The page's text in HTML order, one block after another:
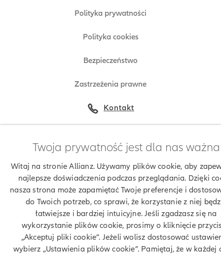
Polityka prywatności
Polityka cookies
Bezpieczeństwo
Zastrzeżenia prawne
© Allianz 2026
Kontakt
Twoja prywatność jest dla nas ważna
Witaj na stronie Allianz. Używamy plików cookie, aby
najlepsze doświadczenia podczas przeglądania. Dzięki
nasza strona może zapamiętać Twoje preferencje i
do Twoich potrzeb, co sprawi, że korzystanie z niej
łatwiejsze i bardziej intuicyjne. Jeśli zgadzasz się na
wykorzystanie plików cookie, prosimy o kliknięcie
„Akceptuj pliki cookie”. Jeżeli wolisz dostosować
wybierz „Ustawienia plików cookie”. Pamiętaj, że w każdej